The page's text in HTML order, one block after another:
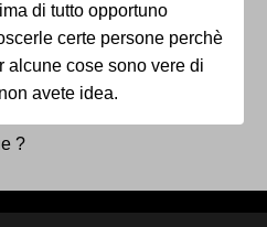
di tutto opportuno
certe persone perchè
alcune cose sono vere di
avete idea.
?